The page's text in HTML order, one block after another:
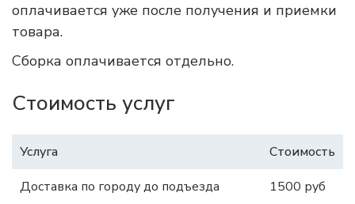
оплачивается уже после получения и приемки
товара.
Сборка оплачивается отдельно.
Стоимость услуг
Услуга
Стоимость
Доставка по городу до подъезда
1500 руб